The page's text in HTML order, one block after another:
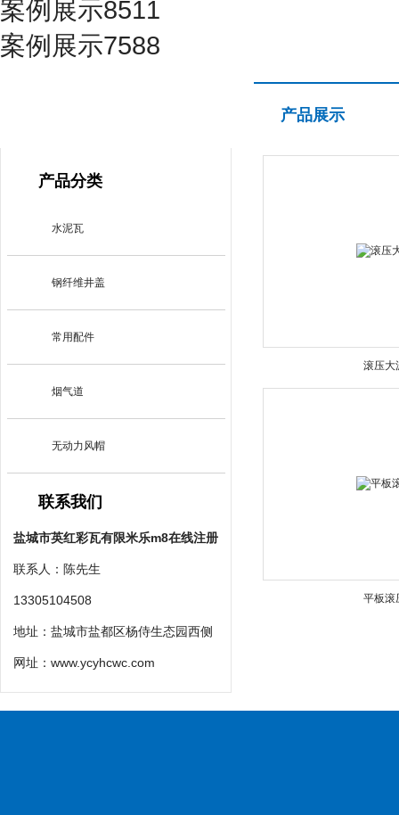
案例展示8511
案例展示7588
产品分类
水泥瓦
钢纤维井盖
常用配件
烟气道
无动力风帽
联系我们
盐城市英红彩瓦有限米乐m8在线注册
联系人：陈先生
13305104508
地址：盐城市盐都区杨侍生态园西侧
网址： www.ycyhcwc.com
产品展示
滚压大
平板滚